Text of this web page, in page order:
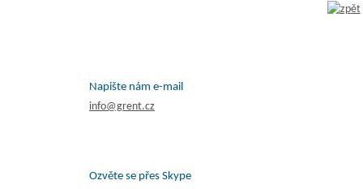
Napište nám e-mail
info@grent.cz
Ozvěte se přes Skype